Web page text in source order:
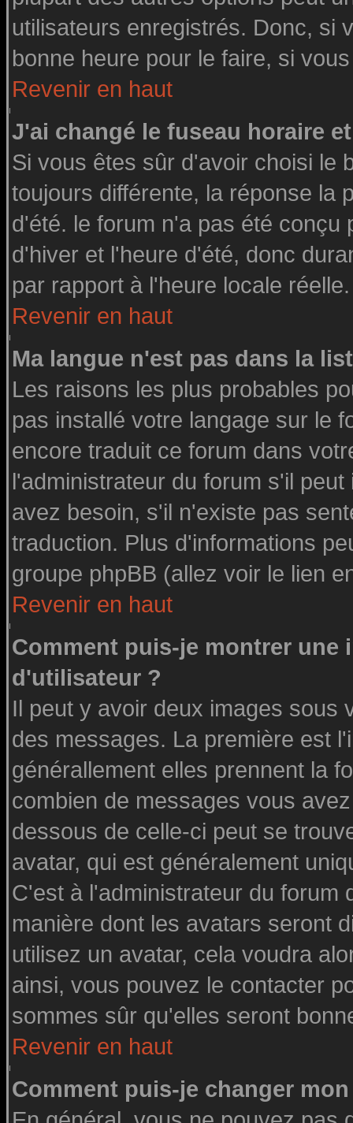
utilisateurs enregistrés. Donc, si
bonne heure pour le faire, si
Revenir en haut
J'ai changé le fuseau horaire
Si vous êtes sûr d'avoir choisi le
toujours différente, la réponse la
d'été. le forum n'a pas été conçu
d'hiver et l'heure d'été, donc
par rapport à l'heure locale réelle.
Revenir en haut
Ma langue n'est pas dans la
Les raisons les plus probables
pas installé votre langage sur le
encore traduit ce forum dans
l'administrateur du forum s'il
avez besoin, s'il n'existe pas
traduction. Plus d'informations
groupe phpBB (allez voir le lien
Revenir en haut
Comment puis-je montrer une
d'utilisateur ?
Il peut y avoir deux images sous
des messages. La première est
générallement elles prennent la
combien de messages vous
dessous de celle-ci peut se
avatar, qui est généralement
C'est à l'administrateur du forum
manière dont les avatars seront
utilisez un avatar, cela voudra
ainsi, vous pouvez le contacter
sommes sûr qu'elles seront
Revenir en haut
Comment puis-je changer